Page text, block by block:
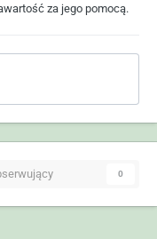
za jego pomocą.
0